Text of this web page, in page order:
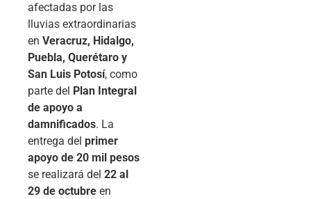
afectadas por las
lluvias extraordinarias
en Veracruz, Hidalgo,
Puebla, Querétaro y
San Luis Potosí, como
parte del Plan Integral
de apoyo a
damnificados. La
entrega del primer
apoyo de 20 mil pesos
se realizará del 22 al
29 de octubre en